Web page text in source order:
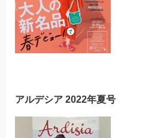
アルデシア 2022年夏号